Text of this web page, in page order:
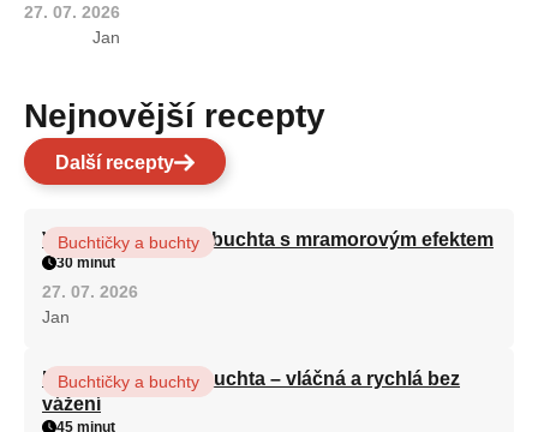
27. 07. 2026
Jan
Nejnovější recepty
Další recepty
Vláčná olejová litá buchta s mramorovým efektem
Buchtičky a buchty
30 minut
27. 07. 2026
Jan
Hrnková maková buchta – vláčná a rychlá bez
vážení
Buchtičky a buchty
45 minut